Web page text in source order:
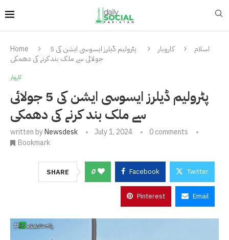
Home اسلام کاروبار
پٹرولیم ڈیلرز ایسوسی ایشن کی 5
جولائی سے ملک بند کرنے کی دھمکی
کاروبار
پٹرولیم ڈیلرز ایسوسی ایشن کی 5 جولائی
سے ملک بند کرنے کی دھمکی
written byNewsdesk July 1, 2024
0 comments
Bookmark
SHARE 0 Facebook Twitter
Pinterest Email